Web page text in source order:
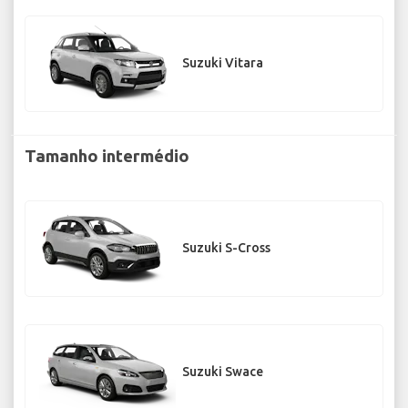
Suzuki Vitara
Tamanho intermédio
Suzuki S-Cross
Suzuki Swace